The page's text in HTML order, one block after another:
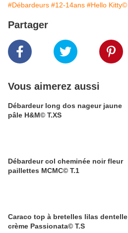
#Débardeurs #12-14ans #Hello Kitty©
Partager
Vous aimerez aussi
Débardeur long dos nageur jaune
pâle H&M© T.XS
Débardeur col cheminée noir fleur
paillettes MCMC© T.1
Caraco top à bretelles lilas dentelle
crème Passionata© T.S